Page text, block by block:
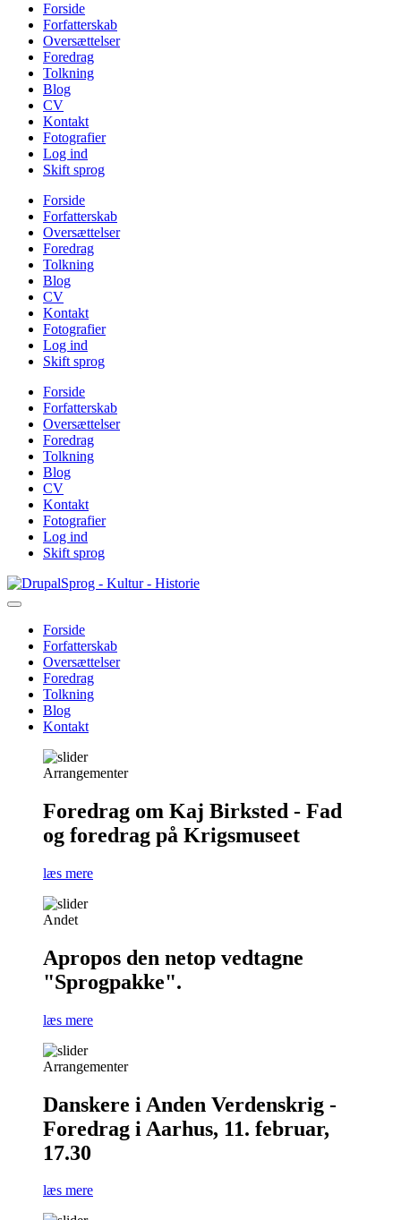
Forside
Forfatterskab
Oversættelser
Foredrag
Tolkning
Blog
CV
Kontakt
Fotografier
Log ind
Skift sprog
Forside
Forfatterskab
Oversættelser
Foredrag
Tolkning
Blog
CV
Kontakt
Fotografier
Log ind
Skift sprog
Forside
Forfatterskab
Oversættelser
Foredrag
Tolkning
Blog
CV
Kontakt
Fotografier
Log ind
Skift sprog
Gå
til
Sprog - Kultur - Historie
Primær
navigation
Forside
Forfatterskab
Oversættelser
Foredrag
Tolkning
Blog
Kontakt
Arrangementer
Foredrag om Kaj Birksted - Fad
og foredrag på Krigsmuseet
læs mere
Andet
Apropos den netop vedtagne
"Sprogpakke".
læs mere
Arrangementer
Danskere i Anden Verdenskrig -
Foredrag i Aarhus, 11. februar,
17.30
læs mere